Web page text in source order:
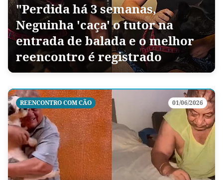
"Perdida há 3 semanas,
Neguinha 'caça' o tutor na
entrada de balada e o melhor
reencontro é registrado
REENCONTRO COM CÃO 01/06/2026